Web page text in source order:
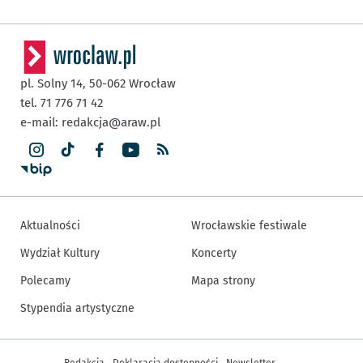
pl. Solny 14, 50-062 Wrocław
tel. 71 776 71 42
e-mail: redakcja@araw.pl
Aktualności
Wydział Kultury
Polecamy
Stypendia artystyczne
Wrocławskie festiwale
Koncerty
Mapa strony
Inne informacje